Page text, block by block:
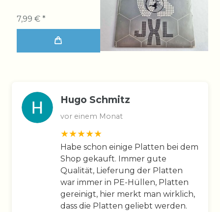
7,99 € *
Hugo Schmitz
vor einem Monat
Habe schon einige Platten bei dem
Shop gekauft. Immer gute
Qualität, Lieferung der Platten
war immer in PE-Hüllen, Platten
gereinigt, hier merkt man wirklich,
dass die Platten geliebt werden.